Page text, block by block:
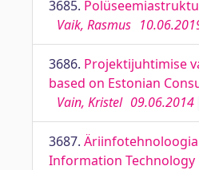
3685.
Vaik, Rasmus
3686. Projektijuhtimise
based on Estonian
Vain, Kristel 09.06.2014
3687.
Information Technology